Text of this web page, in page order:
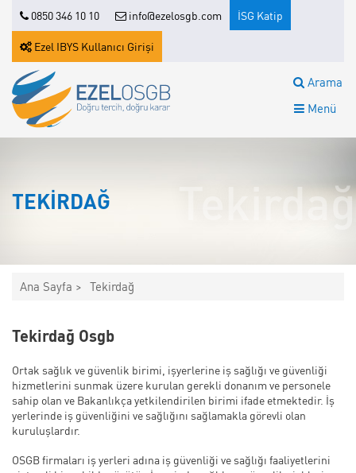
0850 346 10 10 info@ezelosgb.com İSG Katip
Ezel IBYS Kullanıcı Girişi
Arama
Menü
TEKIRDAĞ Tekirdağ
Ana Sayfa > Tekirdağ
Tekirdağ Osgb
Ortak sağlık ve güvenlik birimi, işyerlerine iş sağlığı ve güvenliği
hizmetlerini sunmak üzere kurulan gerekli donanım ve personele
sahip olan ve Bakanlıkça yetkilendirilen birimi ifade etmektedir. İş
yerlerinde iş güvenliğini ve sağlığını sağlamakla görevli olan
kuruluşlardır.
OSGB firmaları iş yerleri adına iş güvenliği ve sağlığı faaliyetlerini